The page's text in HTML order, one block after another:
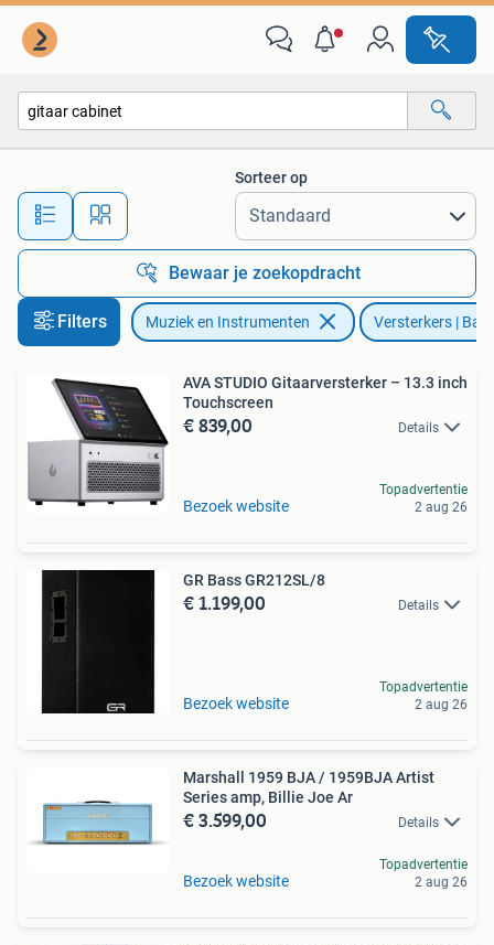
Alle afstanden…
Sorteer op
Bewaar je zoekopdracht
Filters Muziek en Instrumenten Versterkers | Bas
AVA STUDIO Gitaarversterker – 13.3 inch
Touchscreen
€ 839,00 Details
Bezoek website
Topadvertentie
2 aug 26
GR Bass GR212SL/8
€ 1.199,00 Details
Bezoek website
Topadvertentie
2 aug 26
Marshall 1959 BJA / 1959BJA Artist
Series amp, Billie Joe Ar
€ 3.599,00 Details
Bezoek website
Topadvertentie
2 aug 26